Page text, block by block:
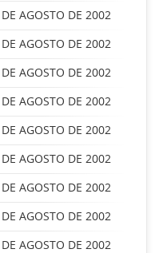
AGOSTO DE 2002
AGOSTO DE 2002
AGOSTO DE 2002
AGOSTO DE 2002
AGOSTO DE 2002
AGOSTO DE 2002
AGOSTO DE 2002
AGOSTO DE 2002
AGOSTO DE 2002